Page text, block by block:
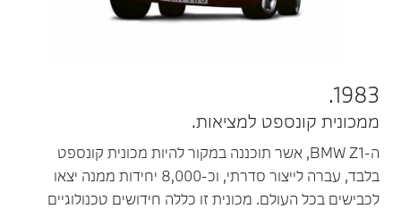
1983.
ממכונית קונספט למציאות.
ה-BMW Z1, אשר תוכננה במקור להיות מכונית קונספט
בלבד, עברה לייצור סדרתי, וכ-8,000 יחידות ממנה יצאו
לכבישים בכל העולם. מכונית זו כללה חידושים טכנולוגיים